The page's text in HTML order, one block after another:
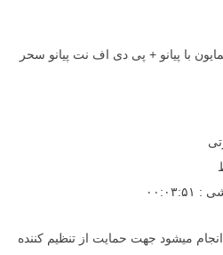
با پیانو + پی دی اف نت پیانو سحر
میشود جهت حمایت از تنظیم کننده